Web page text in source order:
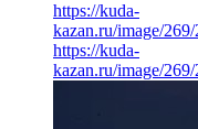
https://kuda-
kazan.ru/image/
https://kuda-
kazan.ru/image/